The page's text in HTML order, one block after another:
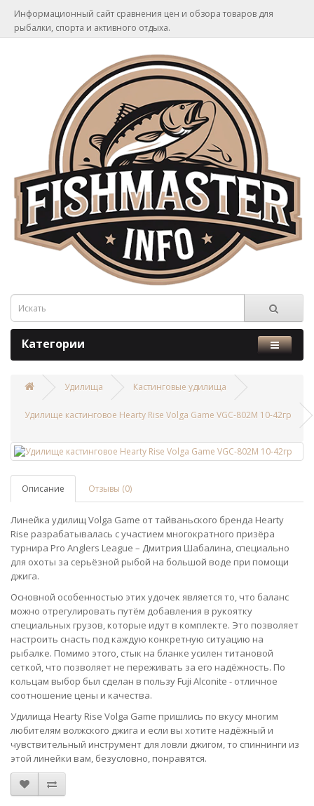
Информационный сайт сравнения цен и обзора товаров для
рыбалки, спорта и активного отдыха.
Категории
Удилища Кастинговые удилища
Удилище кастинговое Hearty Rise Volga Game VGC-802M 10-42гр
Описание Отзывы (0)
Линейка удилищ Volga Game от тайваньского бренда Hearty
Rise разрабатывалась с участием многократного призёра
турнира Pro Anglers League – Дмитрия Шабалина, специально
для охоты за серьёзной рыбой на большой воде при помощи
джига.
Основной особенностью этих удочек является то, что баланс
можно отрегулировать путём добавления в рукоятку
специальных грузов, которые идут в комплекте. Это позволяет
настроить снасть под каждую конкретную ситуацию на
рыбалке. Помимо этого, стык на бланке усилен титановой
сеткой, что позволяет не переживать за его надёжность. По
кольцам выбор был сделан в пользу Fuji Alconite - отличное
соотношение цены и качества.
Удилища Hearty Rise Volga Game пришлись по вкусу многим
любителям волжского джига и если вы хотите надёжный и
чувствительный инструмент для ловли джигом, то спиннинги из
этой линейки вам, безусловно, понравятся.